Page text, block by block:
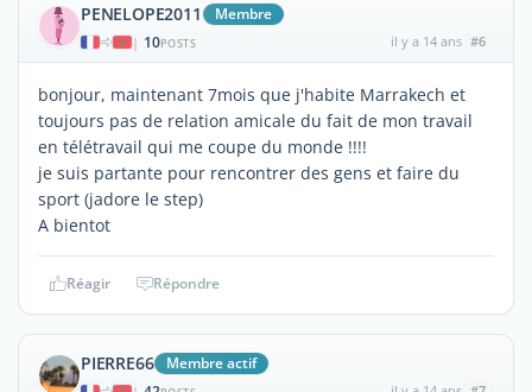
PENELOPE2011 Membre
| 10POSTS il y a 14 ans #6
bonjour, maintenant 7mois que j'habite Marrakech et
toujours pas de relation amicale du fait de mon travail
en télétravail qui me coupe du monde !!!!
je suis partante pour rencontrer des gens et faire du
sport (jadore le step)
A bientot
Réagir Répondre
PIERRE66 Membre actif